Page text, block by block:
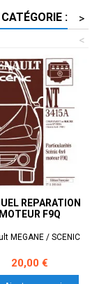
:
>
<
REPARATION
MOTEUR F9Q
MEGANE / SCENIC
Prix
20,00 €